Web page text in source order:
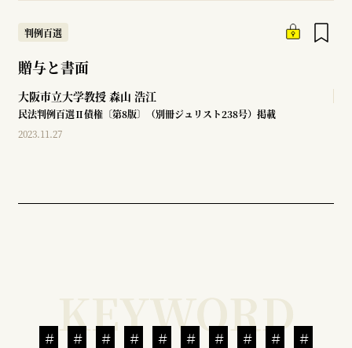
判例百選
贈与と書面
大阪市立大学教授 森山 浩江
民法判例百選Ⅱ債権〔第8版〕（別冊ジュリスト238号）掲載
2023.11.27